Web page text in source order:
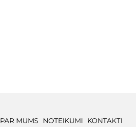
PAR MUMS NOTEIKUMI KONTAKTI